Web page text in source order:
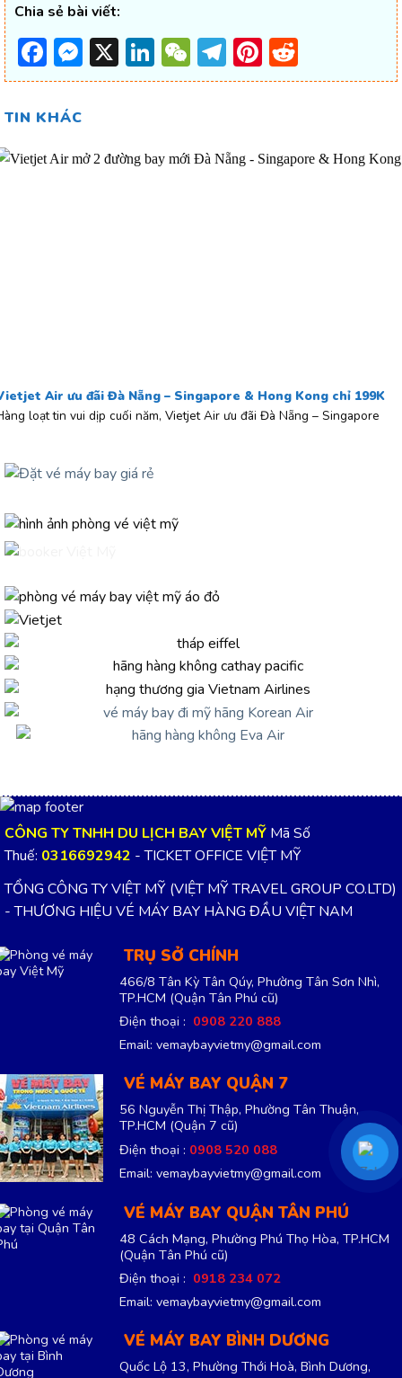
Chia sẻ bài viết:
Facebook
Messenger
X LinkedIn
WeChat
Telegram
Pinterest
TIN KHÁC
Air ưu đãi Đà Nẵng – Singapore & Hong Kong chỉ 199K
loạt tin vui dịp cuối năm, Vietjet Air ưu đãi Đà Nẵng – Singapore
CÔNG TY TNHH DU LỊCH BAY VIỆT MỸ Mã Số
Thuế: 0316692942 - TICKET OFFICE VIỆT MỸ
TỔNG CÔNG TY VIỆT MỸ (VIỆT MỸ TRAVEL GROUP CO.LTD)
- THƯƠNG HIỆU VÉ MÁY BAY HÀNG ĐẦU VIỆT NAM
TRỤ SỞ CHÍNH
466/8 Tân Kỳ Tân Qúy, Phường Tân Sơn Nhì,
TP.HCM (Quận Tân Phú cũ)
Điện thoại : 0908 220 888
Email: vemaybayvietmy@gmail.com
VÉ MÁY BAY QUẬN 7
56 Nguyễn Thị Thập, Phường Tân Thuận,
TP.HCM (Quận 7 cũ)
Điện thoại : 0908 520 088
Email: vemaybayvietmy@gmail.com
VÉ MÁY BAY QUẬN TÂN PHÚ
48 Cách Mạng, Phường Phú Thọ Hòa, TP.HCM
(Quận Tân Phú cũ)
Điện thoại : 0918 234 072
Email: vemaybayvietmy@gmail.com
VÉ MÁY BAY BÌNH DƯƠNG
Quốc Lộ 13, Phường Thới Hoà, Bình Dương,